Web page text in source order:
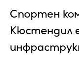
Спортен
Кюстендил